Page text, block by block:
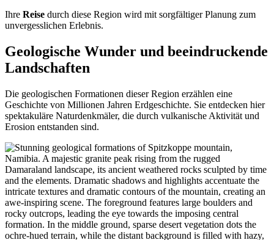
Ihre Reise durch diese Region wird mit sorgfältiger Planung zum
unvergesslichen Erlebnis.
Geologische Wunder und beeindruckende
Landschaften
Die geologischen Formationen dieser Region erzählen eine
Geschichte von Millionen Jahren Erdgeschichte. Sie entdecken hier
spektakuläre Naturdenkmäler, die durch vulkanische Aktivität und
Erosion entstanden sind.